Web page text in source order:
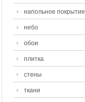
напольное покрытие
небо
обои
плитка
стены
ткани